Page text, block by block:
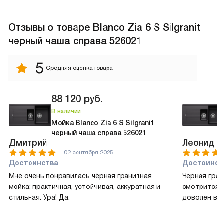
Отзывы о товаре Blanco Zia 6 S Silgranit
черный чаша справа 526021
5 Средняя оценка товара
88 120 руб.
В наличии
Мойка Blanco Zia 6 S Silgranit
черный чаша справа 526021
Дмитрий
02 сентября 2025
Достоинства
Мне очень понравилась чёрная гранитная
мойка: практичная, устойчивая, аккуратная и
стильная. Ура! Да.
Леонид
Черная
доволен